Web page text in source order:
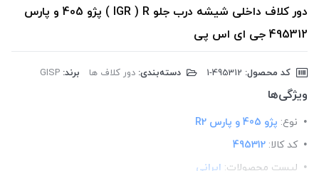
دور کلاف داخلی شیشه درب جلو IGR ) R ) پژو 405 و پارس
495312 جی ای اس پی
کد محصول: دسته‌بندی: دور کلاف ها برند: GISP
ویژگی‌ها
نوع: پژو 405 و پارس R2
کد کالا: 495312
لیست محصولات: ایرانی